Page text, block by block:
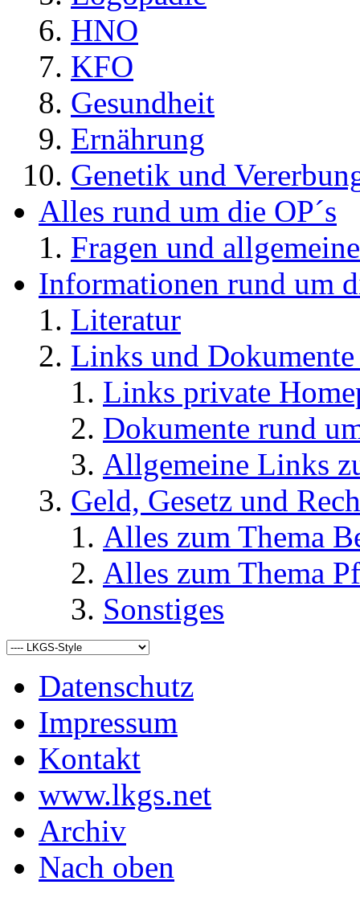
HNO
KFO
Gesundheit
Ernährung
Genetik und
Alles rund um die OP´s
Fragen und
Informationen rund um
Literatur
Links und
Links private
Dokumente rund
Allgemeine Links
Geld, Gesetz und
Alles zum Thema
Alles zum Thema
Sonstiges
Datenschutz
Impressum
Kontakt
www.lkgs.net
Archiv
Nach oben